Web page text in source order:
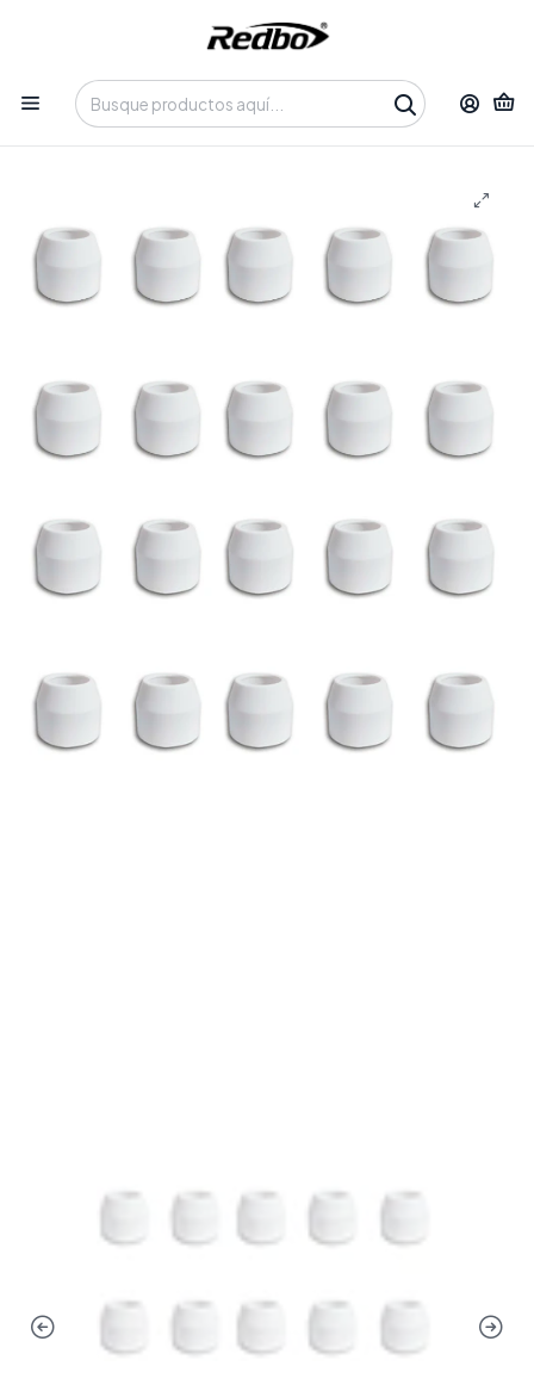
Tienda 100% Online con despacho a domicilio o retiro en
Oficina • Lun-Vie 09:30-14:00 / 15:00-17:30 • 📞 +56 9 3730 2311
Inicio Consumibles
Kit 10 uni. cerámica consumible de plasma CUT P80 REDBO